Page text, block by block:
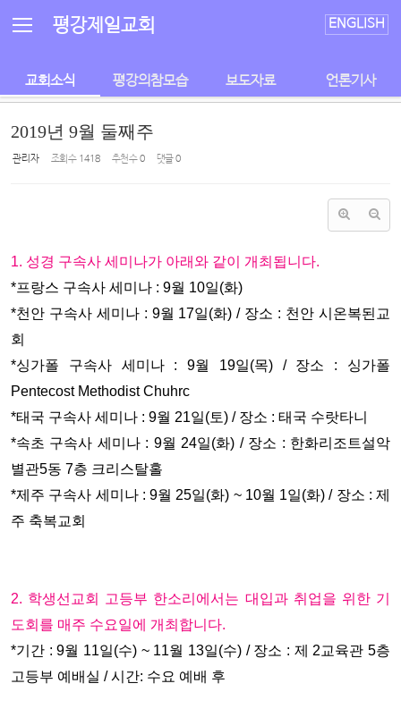
평강제일교회 ENGLISH
교회소식 평강의참모습 보도자료 언론기사
2019년 9월 둘째주
관리자 조회 수 1418 추천 수0 댓글0
1. 성경 구속사 세미나가 아래와 같이 개최됩니다.
*프랑스 구속사 세미나 : 9월 10일(화)
*천안 구속사 세미나 : 9월 17일(화) / 장소 : 천안 시온복된교
회
*싱가폴 구속사 세미나 : 9월 19일(목) / 장소 : 싱가폴
Pentecost Methodist Chuhrc
*태국 구속사 세미나 : 9월 21일(토) / 장소 : 태국 수랏타니
*속초 구속사 세미나 : 9월 24일(화) / 장소 : 한화리조트설악
별관5동 7층 크리스탈홀
*제주 구속사 세미나 : 9월 25일(화) ~ 10월 1일(화) / 장소 : 제
주 축복교회
2. 학생선교회 고등부 한소리에서는 대입과 취업을 위한 기
도회를 매주 수요일에 개최합니다.
*기간 : 9월 11일(수) ~ 11월 13일(수) / 장소 : 제 2교육관 5층
고등부 예배실 / 시간: 수요 예배 후